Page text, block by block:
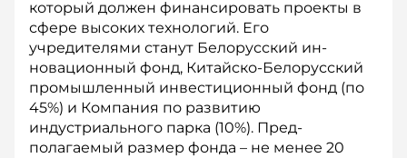
который должен финансировать проекты в
сфере высоких технологий. Его
учредителями станут Белорусский ин­
новационный фонд, Китайско-­Белорусский
промышленный ин­вестиционный фонд (по
45%) и Компания по развитию
индустриального парка (10%). Пред­
полагаемый размер фонда – не менее 20